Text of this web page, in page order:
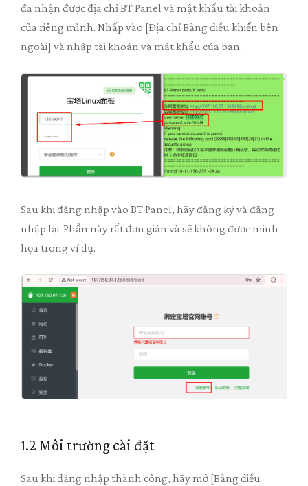
đã nhận được địa chỉ BT Panel và mật khẩu tài khoản
của riêng mình. Nhấp vào [Địa chỉ Bảng điều khiển bên
ngoài] và nhập tài khoản và mật khẩu của bạn.
Sau khi đăng nhập vào BT Panel, hãy đăng ký và đăng
nhập lại. Phần này rất đơn giản và sẽ không được minh
họa trong ví dụ.
1.2 Môi trường cài đặt
Sau khi đăng nhập thành công, hãy mở [Bảng điều